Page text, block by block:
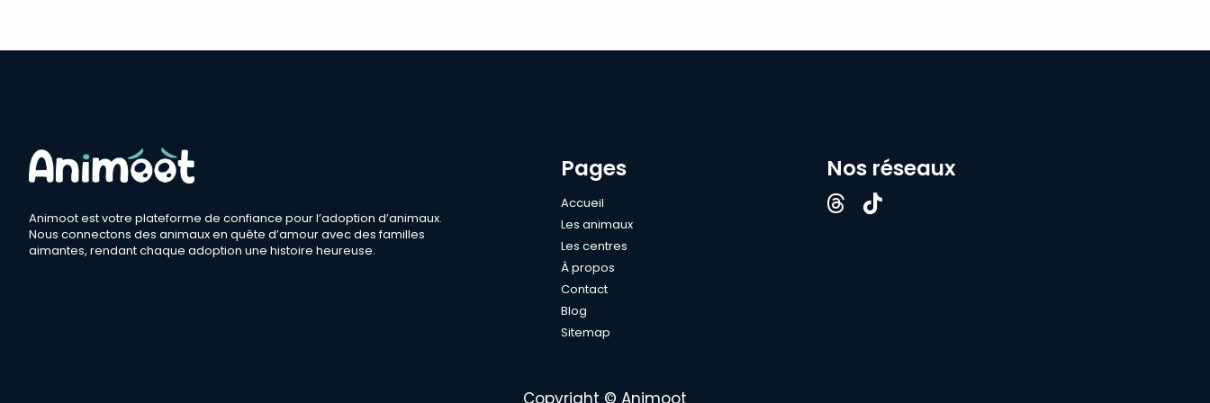
Animoot est votre plateforme de confiance pour l’adoption d’animaux.
Nous connectons des animaux en quête d’amour avec des familles
aimantes, rendant chaque adoption une histoire heureuse.
Pages
Accueil
Les animaux
Les centres
À propos
Contact
Blog
Sitemap
Nos réseaux
Copyright © Animoot